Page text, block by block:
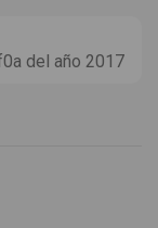
del año 2017